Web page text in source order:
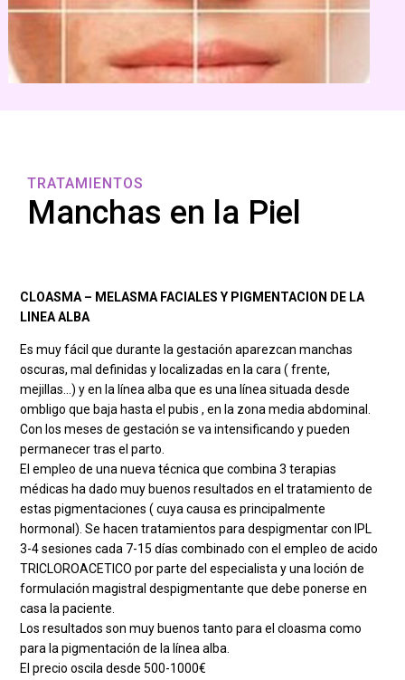
TRATAMIENTOS
Manchas en la Piel
CLOASMA – MELASMA FACIALES Y PIGMENTACION DE LA
LINEA ALBA
Es muy fácil que durante la gestación aparezcan manchas
oscuras, mal definidas y localizadas en la cara ( frente,
mejillas…) y en la línea alba que es una línea situada desde
ombligo que baja hasta el pubis , en la zona media abdominal.
Con los meses de gestación se va intensificando y pueden
permanecer tras el parto.
El empleo de una nueva técnica que combina 3 terapias
médicas ha dado muy buenos resultados en el tratamiento de
estas pigmentaciones ( cuya causa es principalmente
hormonal). Se hacen tratamientos para despigmentar con IPL
3-4 sesiones cada 7-15 días combinado con el empleo de acido
TRICLOROACETICO por parte del especialista y una loción de
formulación magistral despigmentante que debe ponerse en
casa la paciente.
Los resultados son muy buenos tanto para el cloasma como
para la pigmentación de la línea alba.
El precio oscila desde 500-1000€